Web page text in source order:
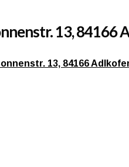
13, 84166
13, 84166